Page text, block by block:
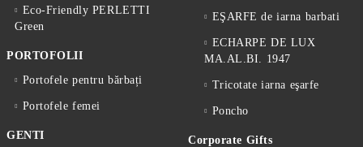
Eco-Friendly PERLETTI
Green
PORTOFOLII
Portofele pentru bărbați
Portofele femei
GENTI
EŞARFE de iarna barbati
ECHARPE DE LUX
MA.AL.BI. 1947
Tricotate iarna eşarfe
Poncho
Corporate Gifts